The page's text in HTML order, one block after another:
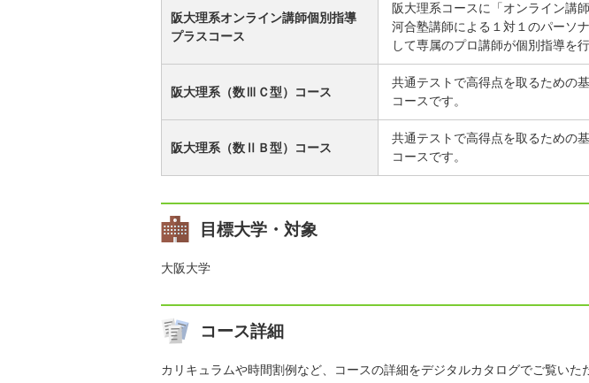
阪大理系オンライン講師個別指導
プラスコース
阪大理系コースに「オンライン講
河合塾講師による１対１のパーソ
して専属のプロ講師が個別指導を
阪大理系（数ⅢＣ型）コース
共通テストで高得点を取るための
コースです。
阪大理系（数ⅡＢ型）コース
共通テストで高得点を取るための
コースです。
目標大学・対象
大阪大学
コース詳細
カリキュラムや時間割例など、コースの詳細をデジタルカタログでご覧いた